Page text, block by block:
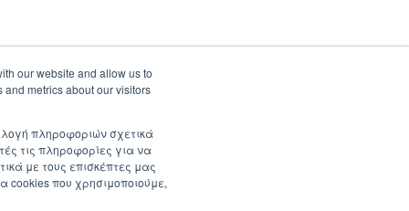
our website and allow us to
metrics about our visitors
πληροφοριών σχετικά
τις πληροφορίες για να
με τους επισκέπτες μας
cookies που χρησιμοποιούμε,